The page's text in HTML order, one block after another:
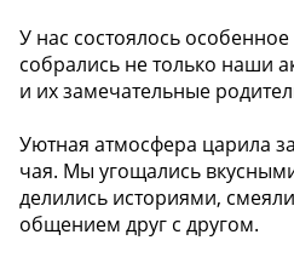
У нас состоялось
собрались не только наши
и их замечательные
Уютная атмосфера царила
чая. Мы угощались
делились историями,
общением друг с другом.